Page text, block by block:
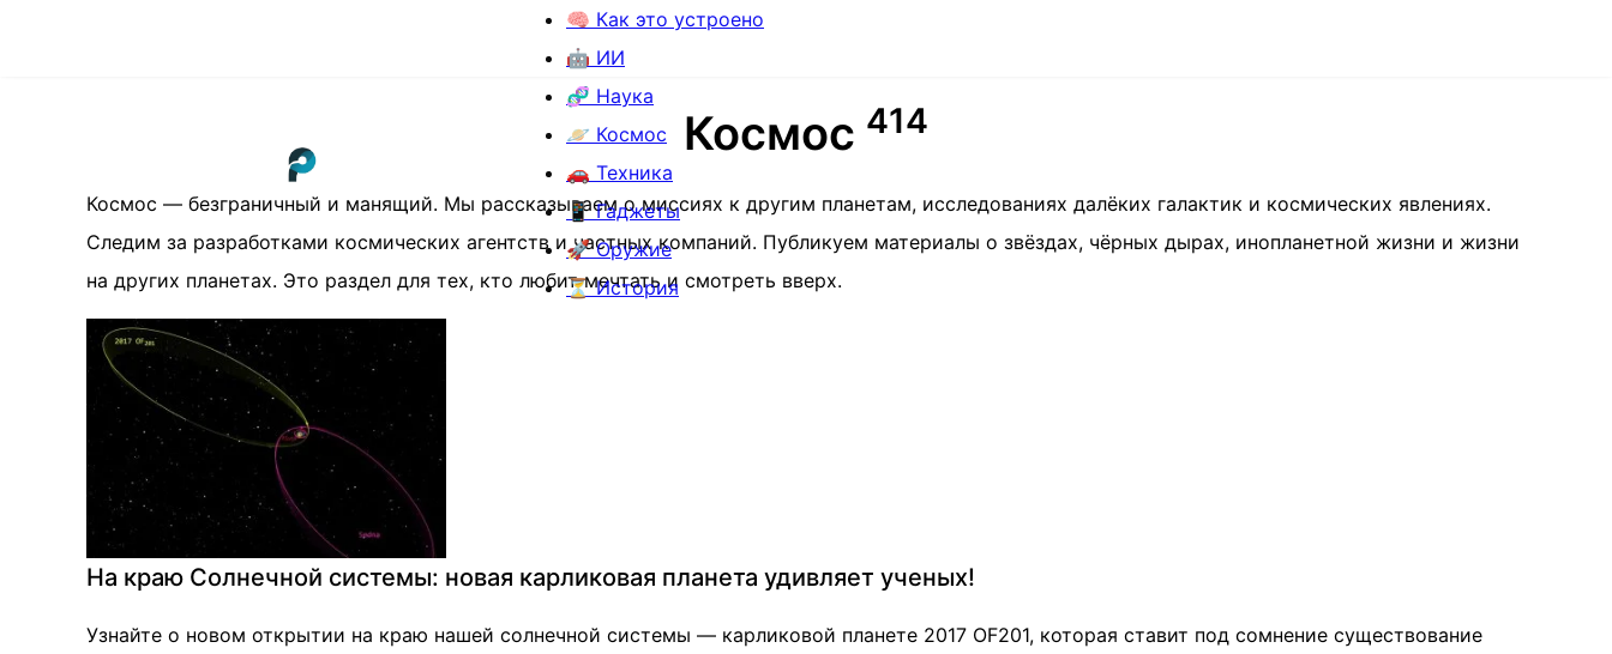
🧠 Как это устроено
🤖 ИИ
🧬 Наука
🪐 Космос
🚗 Техника
📱 Гаджеты
🚀 Оружие
⏳ История
Космос 414
Космос — безграничный и манящий. Мы рассказываем о миссиях к другим планетам, исследованиях далёких галактик и космических явлениях.
Следим за разработками космических агентств и частных компаний. Публикуем материалы о звёздах, чёрных дырах, инопланетной жизни и жизни
на других планетах. Это раздел для тех, кто любит мечтать и смотреть вверх.
На краю Солнечной системы: новая карликовая планета удивляет ученых!
Узнайте о новом открытии на краю нашей солнечной системы — карликовой планете 2017 OF201, которая ставит под сомнение существование